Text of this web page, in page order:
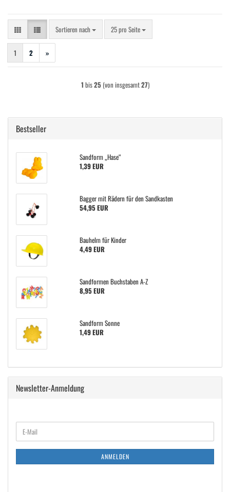
Sortieren nach
Sortieren nach 25 pro Seite
pro Seite
1 2 »
1 bis25(von insgesamt27)
Bestseller
Sandform „Hase“
1,39 EUR
Bagger mit Rädern für den Sandkasten
54,95 EUR
Bauhelm für Kinder
4,49 EUR
Sandformen Buchstaben A-Z
8,95 EUR
Sandform Sonne
1,49 EUR
Newsletter-Anmeldung
ZUR
NEWSLETTER-
E-
Mail
ANMELDEN